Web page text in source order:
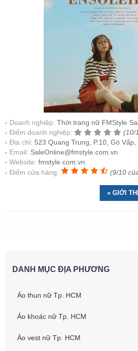
Doanh nghiệp: Thời trang nữ FMStyle
Điểm doanh nghiệp:
(10/
Địa chỉ: 523 Quang Trung, P.10, Gò Vấp,
Email: SaleOnline@fmstyle.com.vn
Website: fmstyle.com.vn
Điểm cửa hàng:
(9/10
» GIỚI
DANH MỤC ĐỊA PHƯƠNG
Áo thun nữ Tp. HCM
Áo khoác nữ Tp. HCM
Áo vest nữ Tp. HCM